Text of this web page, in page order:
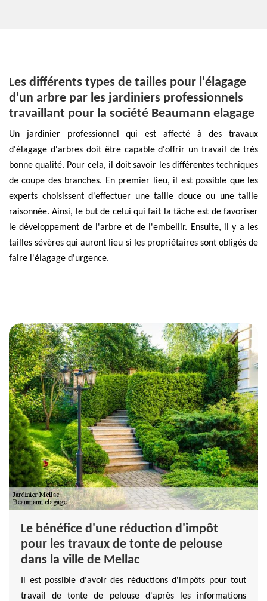
Les différents types de tailles pour l'élagage
d'un arbre par les jardiniers professionnels
travaillant pour la société Beaumann elagage
Un jardinier professionnel qui est affecté à des travaux
d'élagage d'arbres doit être capable d'offrir un travail de très
bonne qualité. Pour cela, il doit savoir les différentes techniques
de coupe des branches. En premier lieu, il est possible que les
experts choisissent d'effectuer une taille douce ou une taille
raisonnée. Ainsi, le but de celui qui fait la tâche est de favoriser
le développement de l'arbre et de l'embellir. Ensuite, il y a les
tailles sévères qui auront lieu si les propriétaires sont obligés de
faire l'élagage d'urgence.
Le bénéfice d'une réduction d'impôt
pour les travaux de tonte de pelouse
dans la ville de Mellac
Il est possible d'avoir des réductions d'impôts pour tout
travail de tonte de pelouse d'après les informations